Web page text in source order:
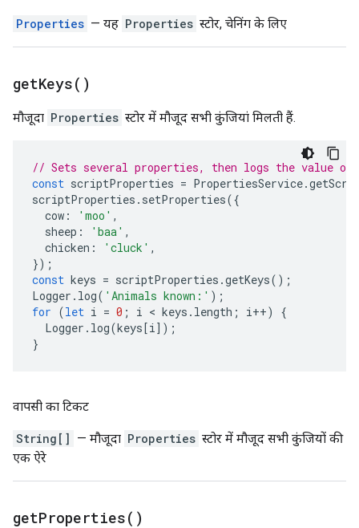
Properties — यह Properties स्टोर, चेनिंग के लिए
getKeys( )
मौजूदा Properties स्टोर में मौजूद सभी कुंजियां मिलती हैं.
// Sets several properties, then logs the value of
const scriptProperties = PropertiesService.
scriptProperties . setProperties({
cow : 'moo' ,
sheep : 'baa' ,
chicken : 'cluck' ,
});
const keys = scriptProperties .getKeys();
Logger . log( 'Animals known:' );
for (let i = 0 ; i < keys . length ; i++)
{
Logger . log(keys[i]);
}
वापसी का टिकट
String[] — मौजूदा Properties स्टोर में मौजूद सभी कुंजियों की
एक ऐरे
getProperties( )